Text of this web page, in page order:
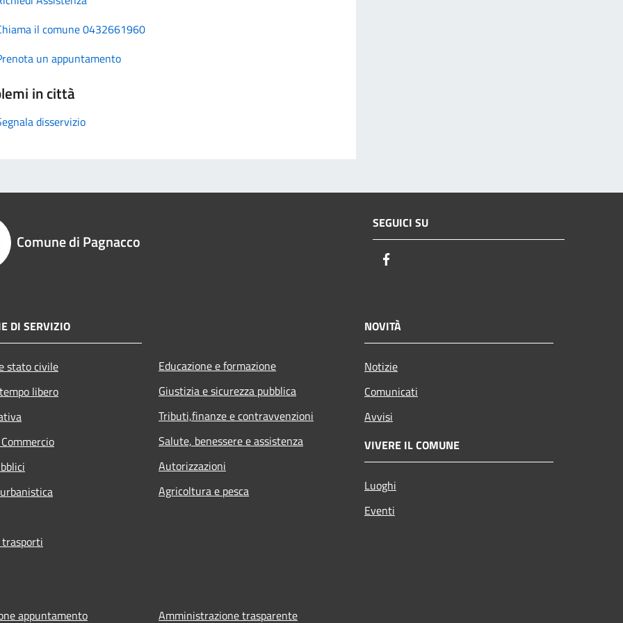
il comune 0432661960
un appuntamento
in città
disservizio
Comune di Pagnacco
SEGUICI SU
DI SERVIZIO
stato civile
libero
Educazione e formazione
Giustizia e sicurezza pubblica
Tributi,finanze e contravvenzioni
Salute, benessere e assistenza
Autorizzazioni
Agricoltura e pesca
NOVITÀ
Notizie
Comunicati
Avvisi
VIVERE IL COMUNE
Luoghi
Eventi
appuntamento Amministrazione trasparente